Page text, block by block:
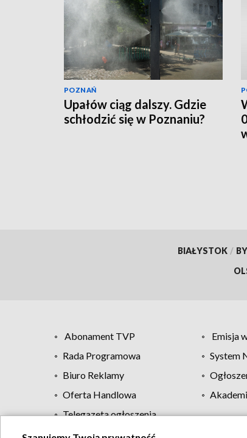
POZNAŃ
Upałów ciąg dalszy. Gdzie
schłodzić się w Poznaniu?
BIAŁYSTOK /
Abonament TVP Emisja
Rada Programowa
System
Biuro Reklamy
Oferta Handlowa
Telegazeta ogłoszenia